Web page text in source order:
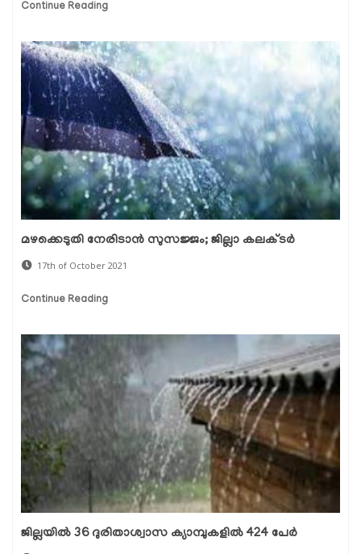
Continue Reading
മഴക്കെടുതി നേരിടാന്‍ സുസജ്ജം; ജില്ലാ കലക്ടര്‍
17th of October 2021
Continue Reading
ജില്ലയില്‍ 36 ദുരിതാശ്വാസ ക്യാമ്പുകളില്‍ 424 പേര്‍